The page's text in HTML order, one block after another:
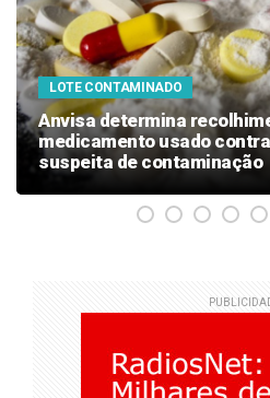
LOTE CONTAMINADO
Anvisa determina
medicamento usado
suspeita de contaminação